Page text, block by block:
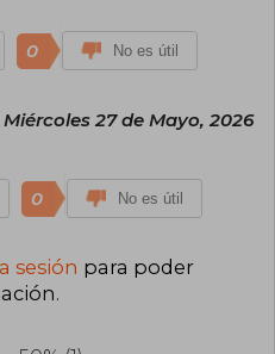
en un precioso pueblo de
de su marido, sus hijos, su
gatos Romeo y Julieta.
0 No es útil
Miércoles 27 de Mayo, 2026
0 No es útil
sesión para poder
.